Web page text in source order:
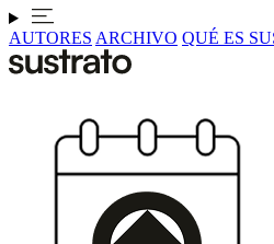
AUTORES ARCHIVO QUÉ ES